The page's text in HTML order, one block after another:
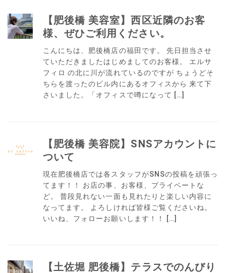
【肥後橋 美容室】西区近隣のお客
様、ぜひご利用ください。
こんにちは、肥後橋店の福田です。 先日担当させ
ていただきましたはじめましてのお客様。 エルサ
フィロ の北に川が流れているのですが ちょうどそ
ちらを渡ったのビル内にあるオフィスから 来て下
さいました。「オフィスで噂になって […]
【肥後橋 美容院】SNSアカウントに
ついて
現在肥後橋店では各スタッフがSNSの投稿を頑張っ
てます！！ お店の事、お客様、プライベートな
ど。 普段見れない一面も見れたりと楽しい内容に
なってます。 よろしければ皆様ご覧くださいね。
いいね、フォローお願いします！！ […]
【土佐堀 肥後橋】テラスでのんびり